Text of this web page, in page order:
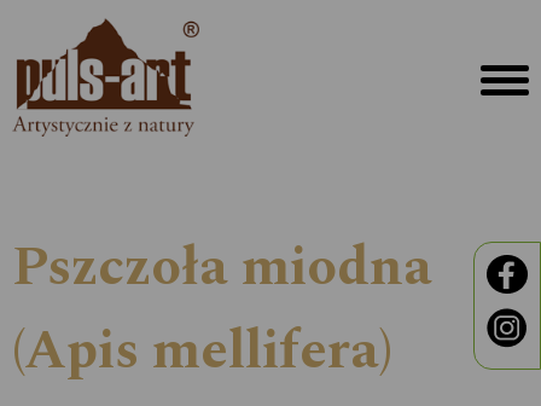
Pszczoła miodna
(Apis mellifera)